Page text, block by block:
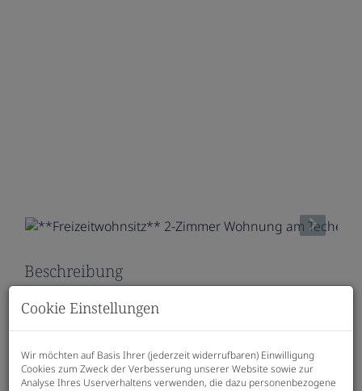
Beschreibung
Living above the lake – Ihr Rückzugsort
über dem Wörthersee
Hier gelangen Sie zum 3D-
Modell:Wohnungsübersicht
Cookie Einstellungen
Wir möchten auf Basis Ihrer (jederzeit widerrufbaren) Einwilligung
Cookies zum Zweck der Verbesserung unserer Website sowie zur
Analyse Ihres Userverhaltens verwenden, die dazu personenbezogene